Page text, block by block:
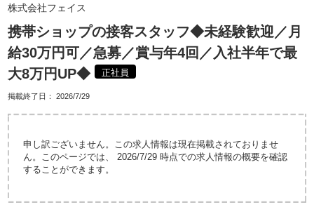
株式会社フェイス
携帯ショップの接客スタッフ◆未経験歓迎／月
給30万円可／急募／賞与年4回／入社半年で最
大8万円UP◆
正社員
掲載終了日： 2026/7/29
申し訳ございません。この求人情報は現在掲載されておりませ
ん。このページでは、 2026/7/29 時点での求人情報の概要を確認
することができます。